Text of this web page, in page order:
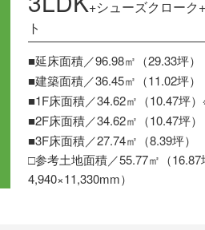
+シューズクローク
ト
■延床面積／96.98㎡（29.33坪）
■建築面積／36.45㎡（11.02坪）
■1F床面積／34.62㎡（10.47坪
■2F床面積／34.62㎡（10.47坪）
■3F床面積／27.74㎡（8.39坪）
□参考土地面積／55.77㎡（
4,940×11,330mm）